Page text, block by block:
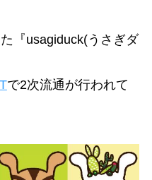
『usagiduck(うさぎダ
で2次流通が行われて